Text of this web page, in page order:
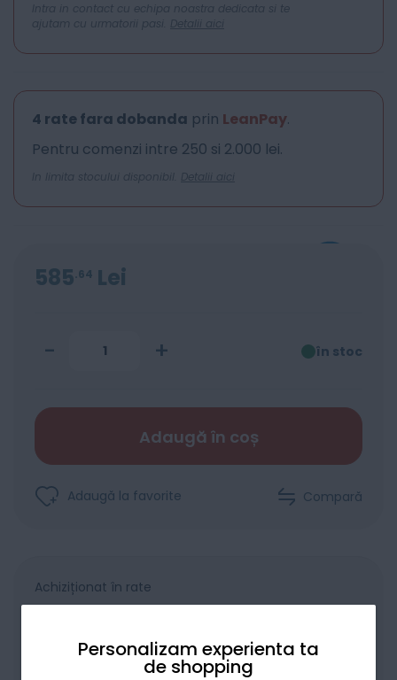
Personalizam experienta ta
de shopping
Intra in contact cu echipa noastra dedicata si te
ajutam cu urmatorii pasi. Detalii aici
4 rate fara dobanda prin LeanPay.
Pentru comenzi intre 250 si 2.000 lei.
In limita stocului disponibil. Detalii aici
585 64 Lei
- + în stoc
Adaugă în coș
Adaugă la favorite Compară
Achiziționat în rate